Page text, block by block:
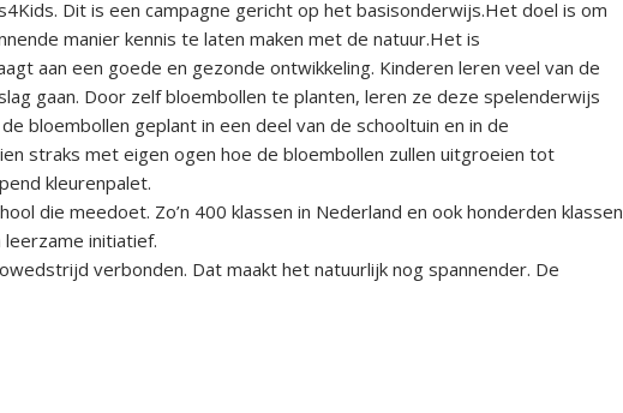
Dit is een campagne gericht op het basisonderwijs.Het doel is om
manier kennis te laten maken met de natuur.Het is
aan een goede en gezonde ontwikkeling. Kinderen leren veel van de
gaan. Door zelf bloembollen te planten, leren ze deze spelenderwijs
bloembollen geplant in een deel van de schooltuin en in de
straks met eigen ogen hoe de bloembollen zullen uitgroeien tot
kleurenpalet.
die meedoet. Zo’n 400 klassen in Nederland en ook honderden klassen
leerzame initiatief.
verbonden. Dat maakt het natuurlijk nog spannender. De